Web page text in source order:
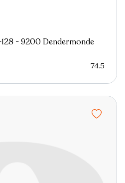
128 - 9200 Dendermonde
74.5